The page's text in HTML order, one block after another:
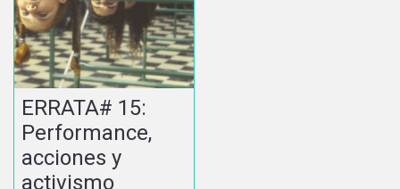
ERRATA# 15:
Performance,
acciones y
activismo